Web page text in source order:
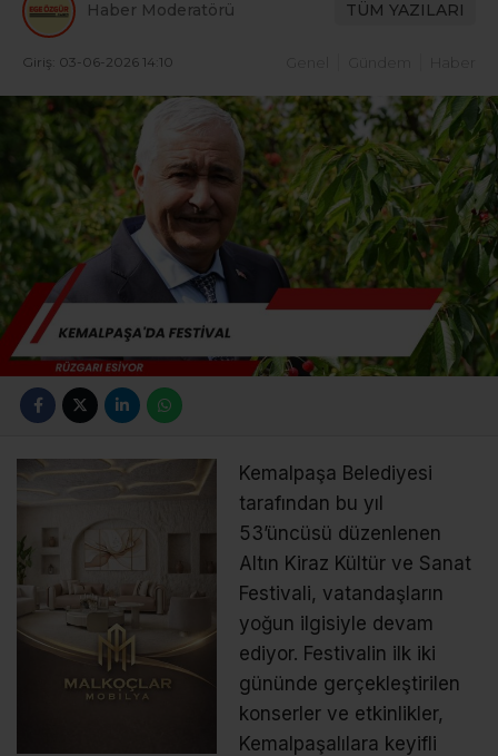
Haber Moderatörü TÜM YAZILARI
Giriş: 03-06-2026 14:10 Gündem Haber
Kemalpaşa Belediyesi
tarafından bu yıl
53’üncüsü düzenlenen
Altın Kiraz Kültür ve Sanat
Festivali, vatandaşların
yoğun ilgisiyle devam
ediyor. Festivalin ilk iki
gününde gerçekleştirilen
konserler ve etkinlikler,
Kemalpaşalılara keyifli